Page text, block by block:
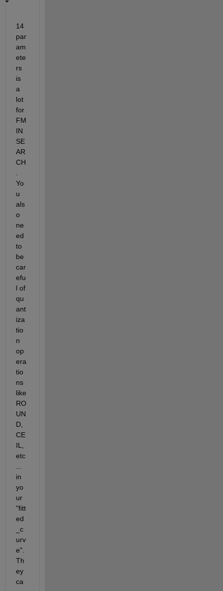
14
par
am
ete
rs
is
a
lot
for
FM
IN
SE
AR
CH
.
Yo
u
als
o
ne
ed
to
be
car
efu
l of
qu
ant
iza
tio
n
op
era
tio
ns
like
RO
UN
D,
CE
IL,
etc
...
in
yo
ur
"fitt
ed
_c
urv
e".
Th
ey
ca